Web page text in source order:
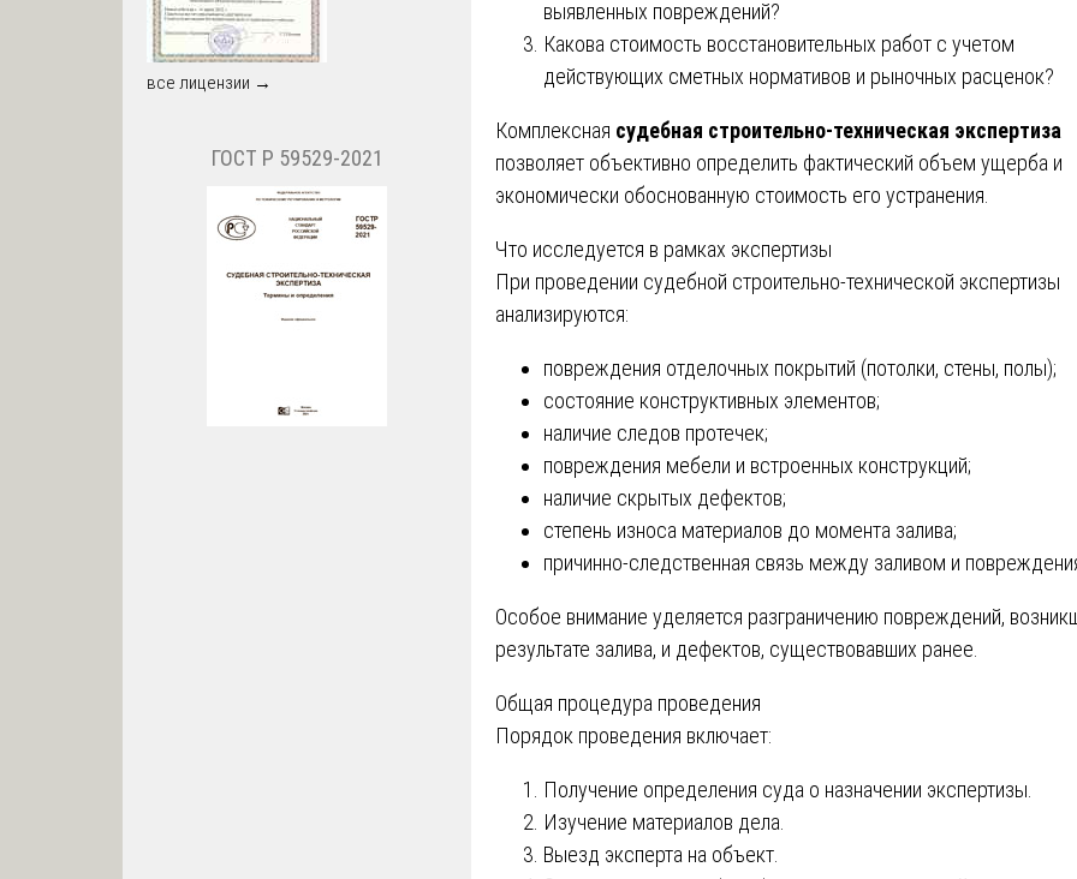
выявленных повреждений?
Какова стоимость восстановительных работ с учетом
действующих сметных нормативов и рыночных расценок?
Комплексная судебная строительно-техническая экспертиза
позволяет объективно определить фактический объем ущерба и
экономически обоснованную стоимость его устранения.
Что исследуется в рамках экспертизы
При проведении судебной строительно-технической экспертизы
анализируются:
повреждения отделочных покрытий (потолки, стены, полы);
состояние конструктивных элементов;
наличие следов протечек;
повреждения мебели и встроенных конструкций;
наличие скрытых дефектов;
степень износа материалов до момента залива;
причинно-следственная связь между заливом и
Особое внимание уделяется разграничению повреждений,
результате залива, и дефектов, существовавших ранее.
Общая процедура проведения
Порядок проведения включает:
Получение определения суда о назначении экспертизы.
Изучение материалов дела.
Выезд эксперта на объект.
все лицензии →
ГОСТ Р 59529-2021